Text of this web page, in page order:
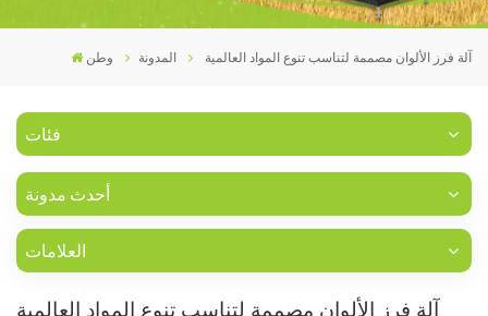
وطن المدونة آلة فرز الألوان مصممة لتناسب تنوع المواد العالمية
فئات
أحدث مدونة
العلامات
آلة فرز الألوان مصممة لتناسب تنوع المواد العالمية